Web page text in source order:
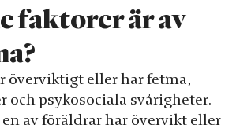
faktorer är av
överviktigt eller har fetma,
psykosociala svårigheter.
av föräldrar har övervikt eller